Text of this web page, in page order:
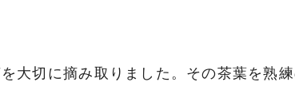
大切に摘み取りました。その茶葉を熟